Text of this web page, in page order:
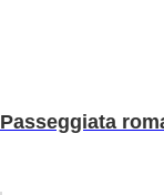
Passeggiata